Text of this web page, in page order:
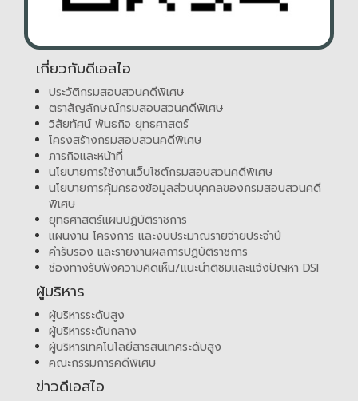
เกี่ยวกับดีเอสไอ
ประวัติกรมสอบสวนคดีพิเศษ
ตราสัญลักษณ์กรมสอบสวนคดีพิเศษ
วิสัยทัศน์ พันธกิจ ยุทธศาสตร์
โครงสร้างกรมสอบสวนคดีพิเศษ
ภารกิจและหน้าที่
นโยบายการใช้งานเว็บไซต์กรมสอบสวนคดีพิเศษ
นโยบายการคุ้มครองข้อมูลส่วนบุคคลของกรมสอบสวนคดี
พิเศษ
ยุทธศาสตร์แผนปฏิบัติราชการ
แผนงาน โครงการ และงบประมาณรายจ่ายประจำปี
คำรับรอง และรายงานผลการปฏิบัติราชการ
ช่องทางรับฟังความคิดเห็น/แนะนำติชมและแจ้งปัญหา DSI
ผู้บริหาร
ผู้บริหารระดับสูง
ผู้บริหารระดับกลาง
ผู้บริหารเทคโนโลยีสารสนเทศระดับสูง
คณะกรรมการคดีพิเศษ
ข่าวดีเอสไอ